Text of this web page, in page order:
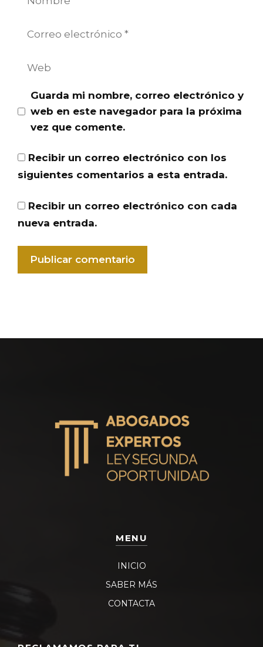
Guarda mi nombre, correo electrónico y
web en este navegador para la próxima
vez que comente.
Recibir un correo electrónico con los
siguientes comentarios a esta entrada.
Recibir un correo electrónico con cada
nueva entrada.
MENU
INICIO
SABER MÁS
CONTACTA